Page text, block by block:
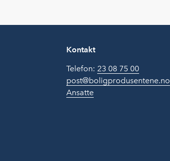
Kontakt
Telefon: 23 08 75 00
post@boligprodusentene.no
Ansatte